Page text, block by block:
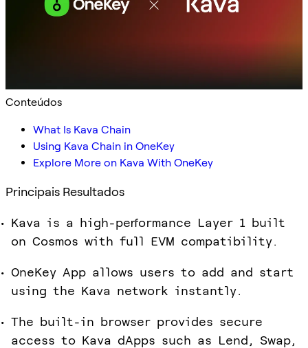
Conteúdos
What Is Kava Chain
Using Kava Chain in OneKey
Explore More on Kava With OneKey
Principais Resultados
Kava is a high-performance Layer 1 built
on Cosmos with full EVM compatibility.
OneKey App allows users to add and start
using the Kava network instantly.
The built-in browser provides secure
access to Kava dApps such as Lend, Swap,